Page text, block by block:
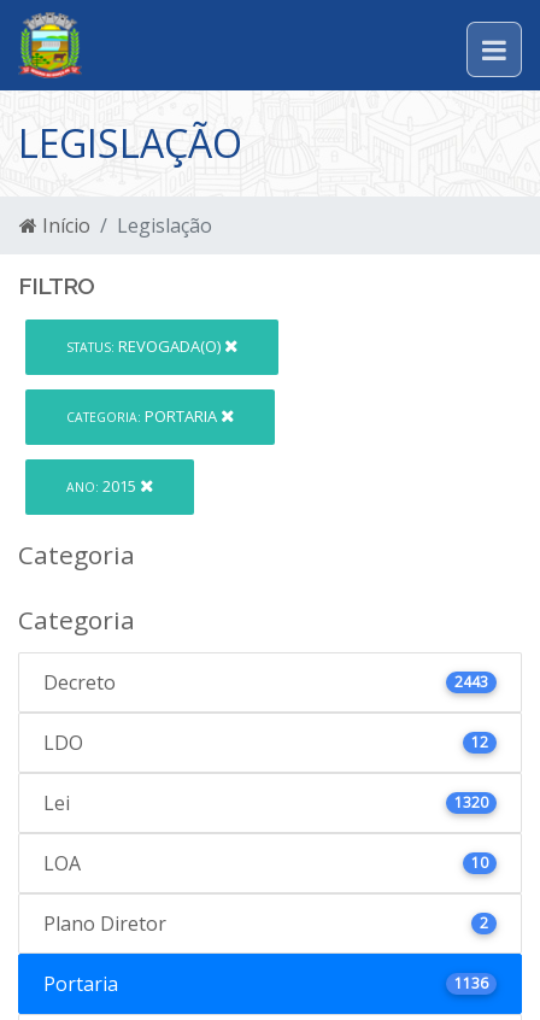
LEGISLAÇÃO
Início Legislação
FILTRO
STATUS: REVOGADA(O)
CATEGORIA: PORTARIA
ANO: 2015
Categoria
Categoria
Decreto 2443
LDO 12
Lei 1320
LOA 10
Plano Diretor 2
Portaria 1136